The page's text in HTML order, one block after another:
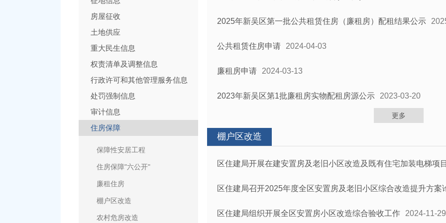
房屋征收
土地供应
重大民生信息
权责清单及调整信息
行政许可和其他管理服务信息
处罚强制信息
审计信息
住房保障
保障性安居工程
住房保障"六公开"
廉租住房
棚户区改造
农村危房改造
2025年新吴区第一批公共租赁住房（廉租房）配租结果公示
公共租赁住房申请 2024-04-03
廉租房申请 2024-03-13
2023年新吴区第1批廉租房实物配租房源公示 2023-03-20
更多
棚户区改造
区住建局开展在建安置房及老旧小区改造及既有住宅加装电梯项
区住建局召开2025年度全区安置房及老旧小区综合改造提升方案
区住建局组织开展全区安置房小区改造综合验收工作 2024-11-29